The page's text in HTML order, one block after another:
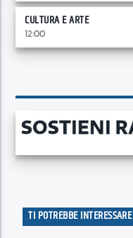
CULTURA E ARTE
12:00
TI POTREBBE INTERESSARE